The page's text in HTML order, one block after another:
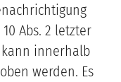
Abs. 2 letzter
kann innerhalb
werden. Es